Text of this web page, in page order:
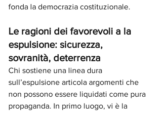
fonda la democrazia costituzionale.
Le ragioni dei favorevoli a la
espulsione: sicurezza,
sovranità, deterrenza
Chi sostiene una linea dura
sull’espulsione articola argomenti che
non possono essere liquidati come pura
propaganda. In primo luogo, vi è la